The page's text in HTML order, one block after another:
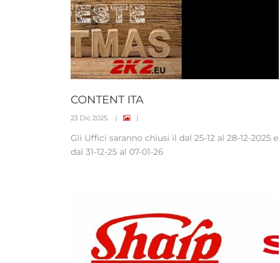
CONTENT ITA
23 Dic 2025 | |
Gli Uffici saranno chiusi il dal 25-12 al 28-12-2025 e
dal 31-12-25 al 07-01-26